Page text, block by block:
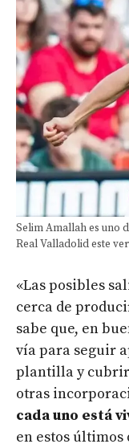
Selim Amallah es uno
Real Valladolid este
«Las posibles
cerca de
sabe que, en
vía para seguir
plantilla y cubrir
otras
cada uno está
en estos últimos